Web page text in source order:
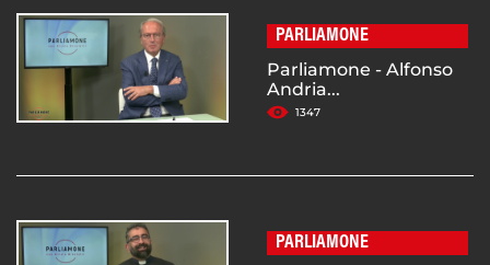
PARLIAMONE
Parliamone - Alfonso
Andria...
1347
PARLIAMONE